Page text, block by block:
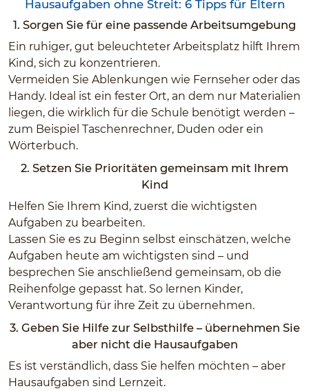
Hausaufgaben ohne Streit: 6 Tipps für Eltern
1. Sorgen Sie für eine passende Arbeitsumgebung
Ein ruhiger, gut beleuchteter Arbeitsplatz hilft Ihrem
Kind, sich zu konzentrieren.
Vermeiden Sie Ablenkungen wie Fernseher oder das
Handy. Ideal ist ein fester Ort, an dem nur Materialien
liegen, die wirklich für die Schule benötigt werden –
zum Beispiel Taschenrechner, Duden oder ein
Wörterbuch.
2. Setzen Sie Prioritäten gemeinsam mit Ihrem
Kind
Helfen Sie Ihrem Kind, zuerst die wichtigsten
Aufgaben zu bearbeiten.
Lassen Sie es zu Beginn selbst einschätzen, welche
Aufgaben heute am wichtigsten sind – und
besprechen Sie anschließend gemeinsam, ob die
Reihenfolge gepasst hat. So lernen Kinder,
Verantwortung für ihre Zeit zu übernehmen.
3. Geben Sie Hilfe zur Selbsthilfe – übernehmen Sie
aber nicht die Hausaufgaben
Es ist verständlich, dass Sie helfen möchten – aber
Hausaufgaben sind Lernzeit.